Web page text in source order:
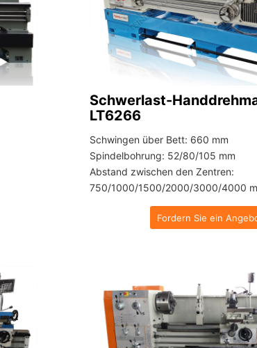
Schwerlast-
LT6266
Schwingen über Bett: 660 mm
Spindelbohrung: 52/80/105 mm
Abstand zwischen den Zentren:
750/1000/1500/2000/3000/4000
Fordern Sie ein